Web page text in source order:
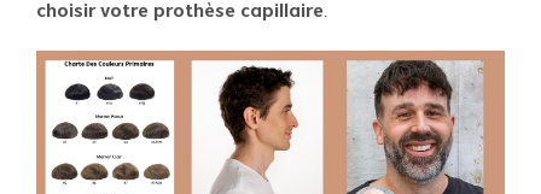
choisir votre prothèse capillaire.